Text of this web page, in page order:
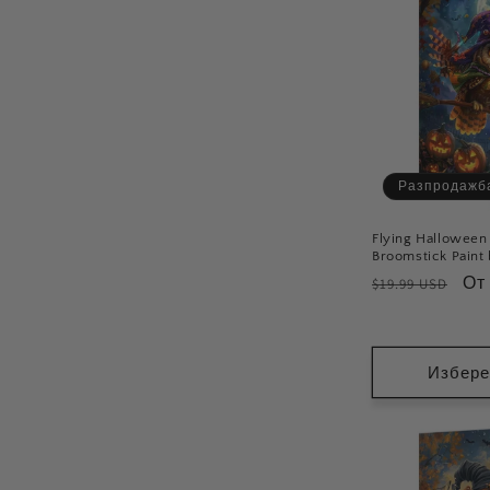
Flying
Broomstick Paint
Обичайна
$19.99 USD От